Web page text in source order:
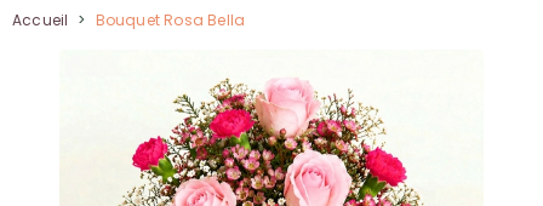
Accueil > Bouquet Rosa Bella